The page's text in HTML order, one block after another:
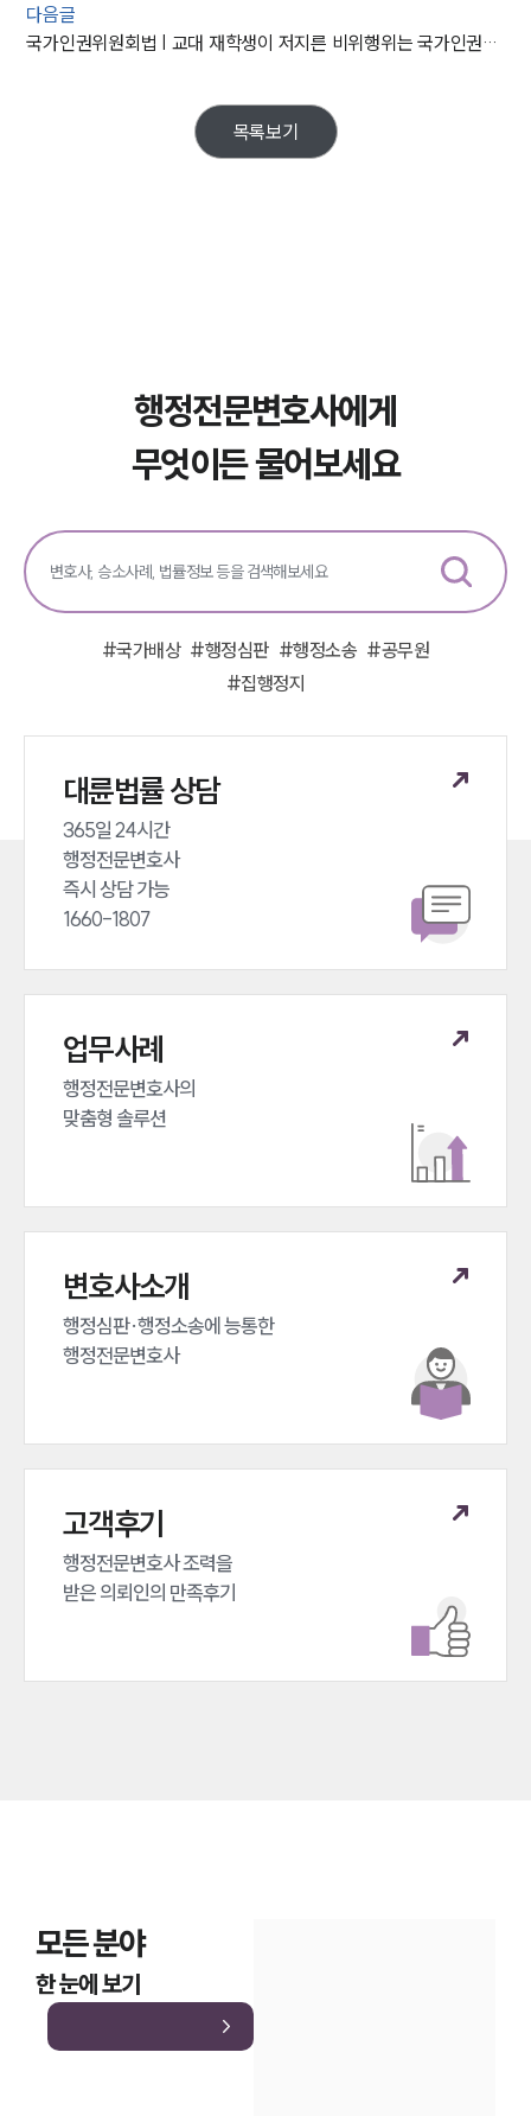
다음글
국가인권위원회법 | 교대 재학생이 저지른 비위행위는 국가인권위원회법상 ‘성희롱’으로 볼 수 없다는 대법원의 판결 분석
목록보기
행정전문변호사에게
무엇이든 물어보세요
#국가배상 #행정심판 #행정소송 #공무원
#집행정지
대륜법률 상담
365일 24시간
행정전문변호사
즉시 상담 가능
1660-1807
업무사례
행정전문변호사의
맞춤형 솔루션
변호사소개
행정심판·행정소송에 능통한
행정전문변호사
고객후기
행정전문변호사 조력을
받은 의뢰인의 만족후기
모든 분야
한 눈에 보기